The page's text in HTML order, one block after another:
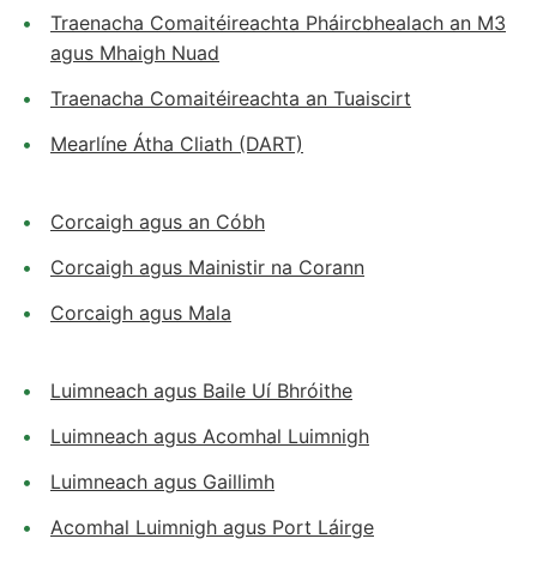
Traenacha Comaitéireachta Pháircbhealach an M3
agus Mhaigh Nuad
Traenacha Comaitéireachta an Tuaiscirt
Mearlíne Átha Cliath (DART)
Corcaigh agus an Cóbh
Corcaigh agus Mainistir na Corann
Corcaigh agus Mala
Luimneach agus Baile Uí Bhróithe
Luimneach agus Acomhal Luimnigh
Luimneach agus Gaillimh
Acomhal Luimnigh agus Port Láirge